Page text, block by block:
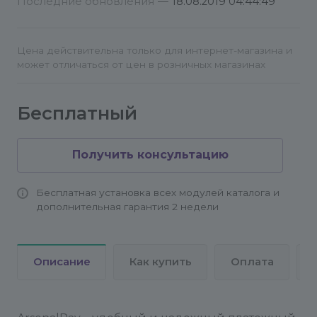
исходный код колбэка в
"/bitrix/modules/arsenalmedia.arsenalpay/install/
Цена действительна только для интернет-магазина и
может отличаться от цен в розничных магазинах
Бесплатный
Получить консультацию
Бесплатная установка всех модулей каталога и
дополнительная гарантия 2 недели
Описание Как купить Оплата